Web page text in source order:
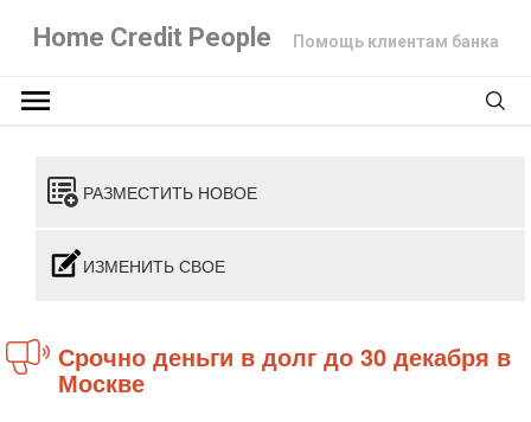
Home Credit People Помощь клиентам банка
РАЗМЕСТИТЬ НОВОЕ
ИЗМЕНИТЬ СВОЕ
Срочно деньги в долг до 30 декабря в
Москве